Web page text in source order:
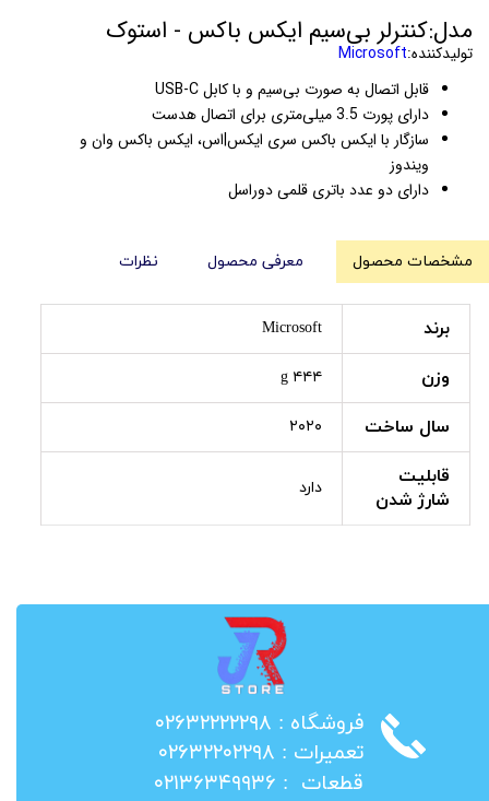
مدل:کنترلر بی‌سیم ایکس باکس - استوک
تولیدکننده:Microsoft
قابل اتصال به صورت بی‌سیم و با کابل USB-C
دارای پورت 3.5 میلی‌متری برای اتصال هدست
سازگار با ایکس باکس سری ایکس|اس، ایکس باکس وان و
ویندوز
دارای دو عدد باتری قلمی دوراسل
مشخصات محصول معرفی محصول نظرات
برند Microsoft
وزن ۴۴۴ g
سال ساخت ۲۰۲۰
قابلیت
شارژ شدن
دارد
​فروشگاه : ۰۲۶۳۲۲۲۲۲۹۸
​تعمیرات : ۰۲۶۳۲۲۰۲۲۹۸
​قطعات : ۰۲۱۳۶۳۴۹۹۳۶